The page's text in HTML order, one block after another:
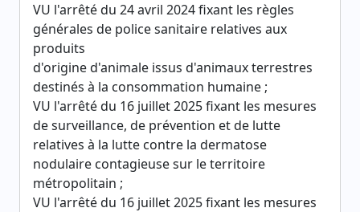
VU l'arrêté du 24 avril 2024 fixant les règles
générales de police sanitaire relatives aux
produits
d'origine d'animale issus d'animaux terrestres
destinés à la consommation humaine ;
VU l'arrêté du 16 juillet 2025 fixant les mesures
de surveillance, de prévention et de lutte
relatives à la lutte contre la dermatose
nodulaire contagieuse sur le territoire
métropolitain ;
VU l'arrêté du 16 juillet 2025 fixant les mesures